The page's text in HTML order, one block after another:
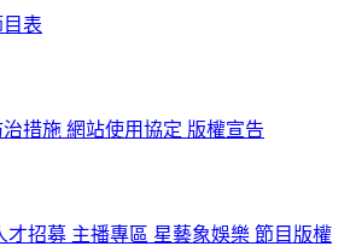
表
措施 網站使用協定 版權宣告
才招募 主播專區 星藝象娛樂 節目版權